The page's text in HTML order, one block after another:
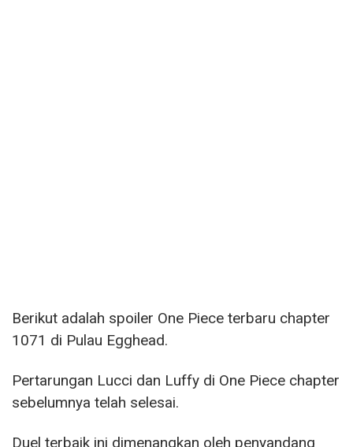
Berikut adalah spoiler One Piece terbaru chapter
1071 di Pulau Egghead.
Pertarungan Lucci dan Luffy di One Piece chapter
sebelumnya telah selesai.
Duel terbaik ini dimenangkan oleh penyandang